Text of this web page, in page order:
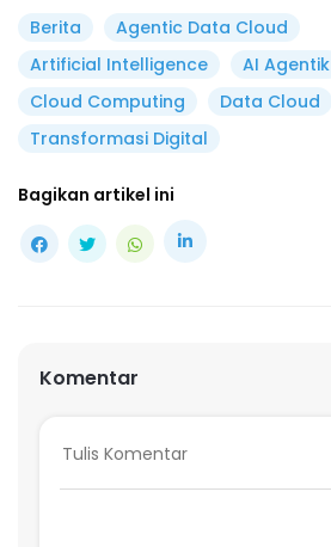
Berita
Agentic Data Cloud
Artificial Intelligence
AI Agentik
Cloud Computing
Data Cloud
Transformasi Digital
Bagikan artikel ini
Komentar